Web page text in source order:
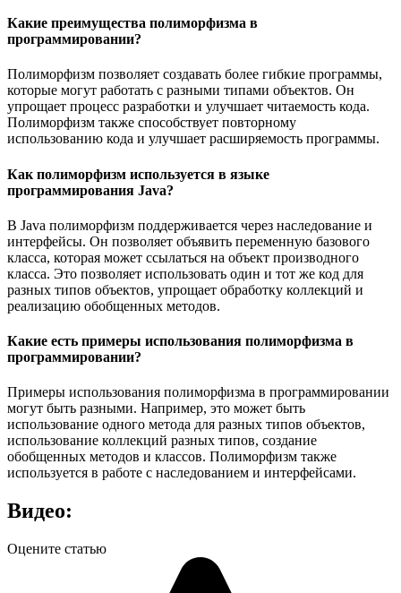
Какие преимущества полиморфизма в
программировании?
Полиморфизм позволяет создавать более гибкие программы,
которые могут работать с разными типами объектов. Он
упрощает процесс разработки и улучшает читаемость кода.
Полиморфизм также способствует повторному
использованию кода и улучшает расширяемость программы.
Как полиморфизм используется в языке
программирования Java?
В Java полиморфизм поддерживается через наследование и
интерфейсы. Он позволяет объявить переменную базового
класса, которая может ссылаться на объект производного
класса. Это позволяет использовать один и тот же код для
разных типов объектов, упрощает обработку коллекций и
реализацию обобщенных методов.
Какие есть примеры использования полиморфизма в
программировании?
Примеры использования полиморфизма в программировании
могут быть разными. Например, это может быть
использование одного метода для разных типов объектов,
использование коллекций разных типов, создание
обобщенных методов и классов. Полиморфизм также
используется в работе с наследованием и интерфейсами.
Видео:
Оцените статью